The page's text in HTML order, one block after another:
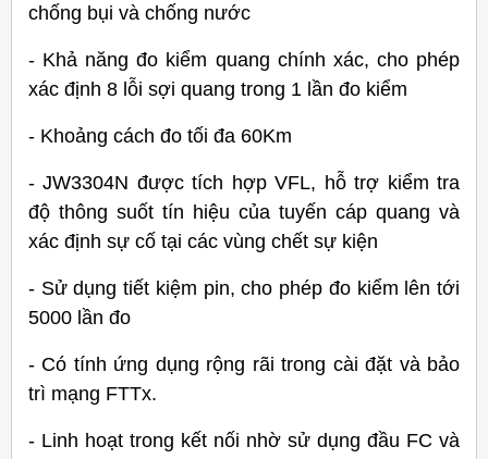
chống bụi và chống nước
- Khả năng đo kiểm quang chính xác, cho phép
xác định 8 lỗi sợi quang trong 1 lần đo kiểm
- Khoảng cách đo tối đa 60Km
- JW3304N được tích hợp VFL, hỗ trợ kiểm tra
độ thông suốt tín hiệu của tuyến cáp quang và
xác định sự cố tại các vùng chết sự kiện
- Sử dụng tiết kiệm pin, cho phép đo kiểm lên tới
5000 lần đo
- Có tính ứng dụng rộng rãi trong cài đặt và bảo
trì mạng FTTx.
- Linh hoạt trong kết nối nhờ sử dụng đầu FC và